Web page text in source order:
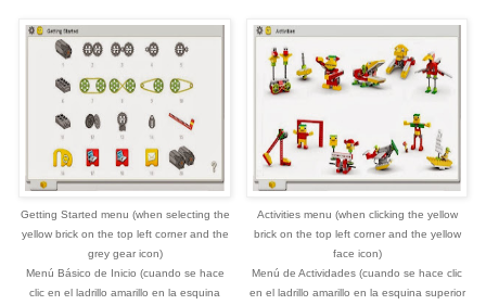
Getting Started menu (when selecting the
yellow brick on the top left corner and the
grey gear icon)
Menú Básico de Inicio (cuando se hace
clic en el ladrillo amarillo en la esquina
Activities menu (when clicking the yellow
brick on the top left corner and the yellow
face icon)
Menú de Actividades (cuando se hace clic
en el ladrillo amarillo en la esquina superior